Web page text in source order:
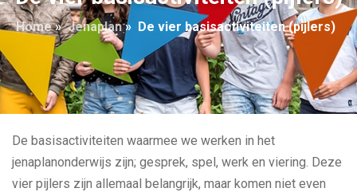
Home» Jenaplan» De vier basisactiviteiten (pijlers)
De basisactiviteiten waarmee we werken in het
jenaplanonderwijs zijn; gesprek, spel, werk en viering. Deze
vier pijlers zijn allemaal belangrijk, maar komen niet even